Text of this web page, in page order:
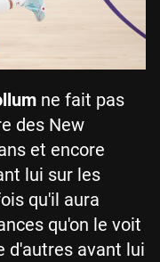
ne fait pas
des New
et encore
lui sur les
qu'il aura
qu'on le voit
d'autres avant lui